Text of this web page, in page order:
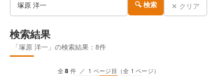
🔍 検索 ✕ クリア
検索結果
「塚原 洋一」の検索結果：8件
全8 件 ／ 1 ページ目（全 1 ページ）